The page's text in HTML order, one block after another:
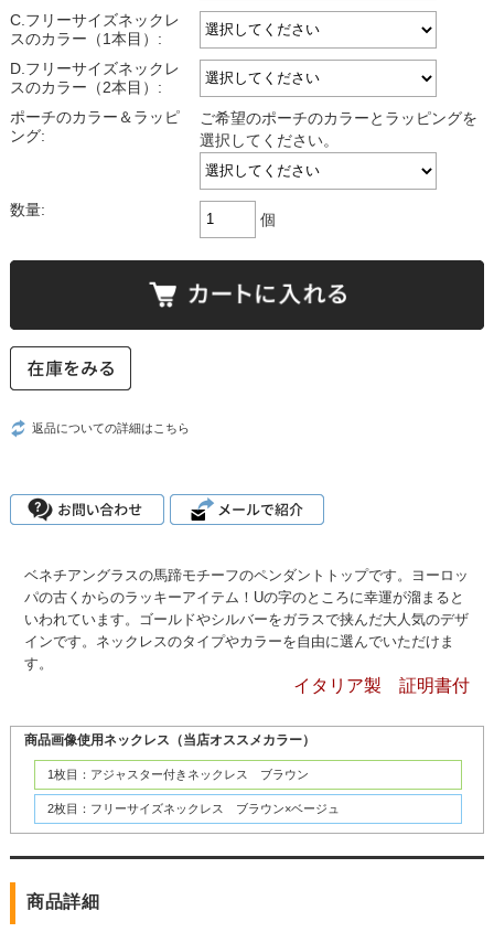
C.フリーサイズネックレ
スのカラー（1本目）:
D.フリーサイズネックレ
スのカラー（2本目）:
ポーチのカラー＆ラッピ
ング:
ご希望のポーチのカラーとラッピングを
選択してください。
数量:
個
返品についての詳細はこちら
ベネチアングラスの馬蹄モチーフのペンダントトップです。ヨーロッ
パの古くからのラッキーアイテム！Uの字のところに幸運が溜まると
いわれています。ゴールドやシルバーをガラスで挟んだ大人気のデザ
インです。ネックレスのタイプやカラーを自由に選んでいただけま
す。
イタリア製 証明書付
商品画像使用ネックレス（当店オススメカラー）
1枚目：アジャスター付きネックレス ブラウン
2枚目：フリーサイズネックレス ブラウン×ベージュ
商品詳細